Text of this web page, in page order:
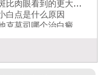
白点是什么原因
莫司哪个治白癜风好
斑对治疗有什么作用
素药膏会有副作用吗
白色荧光代表什么意思